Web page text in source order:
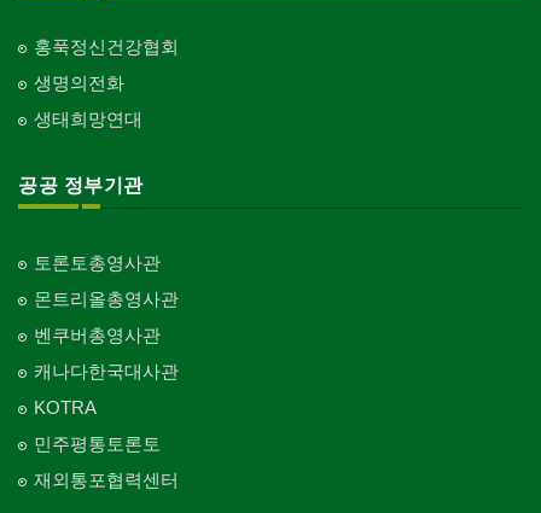
홍푹정신건강협회
생명의전화
생태희망연대
공공 정부기관
토론토총영사관
몬트리올총영사관
벤쿠버총영사관
캐나다한국대사관
KOTRA
민주평통토론토
재외통포협력센터